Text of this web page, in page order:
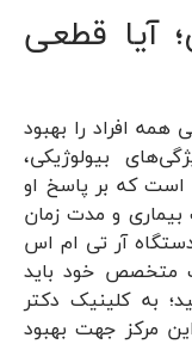
آیا قطعی
افراد را بهبود
بیولوژیکی،
است که بر پاسخ او
بیماری و مدت زمان
دستگاه آر تی ام اس
متخصص خود باید
به کلینیک دکتر
مرکز جهت بهبود